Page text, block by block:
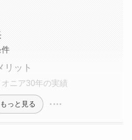
件
リット
ニア30年の実績
もっと見る